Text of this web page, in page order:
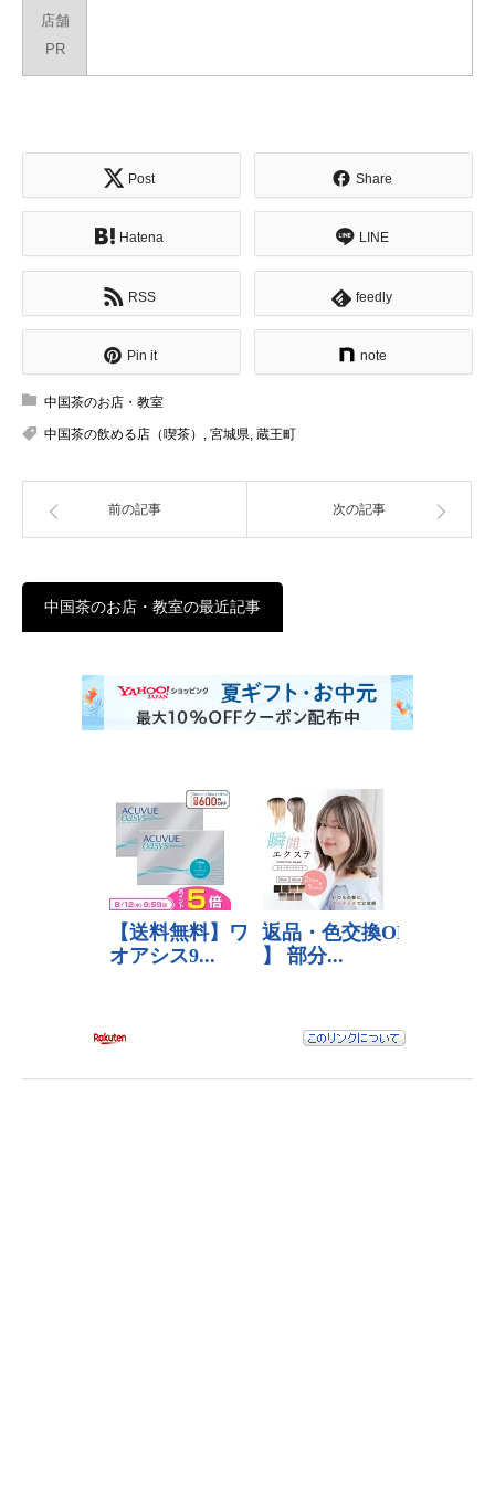
店舗
PR
Post Share
Hatena LINE
RSS feedly
Pin it note
中国茶のお店・教室
中国茶の飲める店（喫茶） , 宮城県, 蔵王町
前の記事 次の記事
中国茶のお店・教室の最近記事